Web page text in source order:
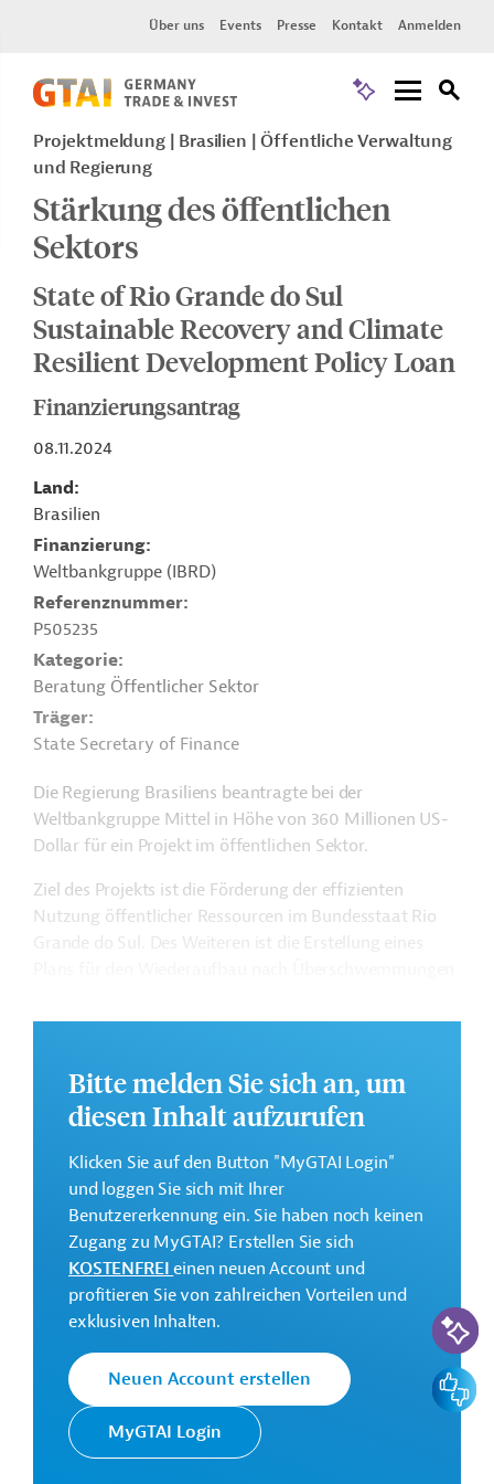
Über uns Events Presse Kontakt Anmelden
Projektmeldung Brasilien
Öffentliche Verwaltung
und Regierung
Stärkung des öffentlichen
Sektors
State of Rio Grande do Sul
Sustainable Recovery and Climate
Resilient Development Policy Loan
Finanzierungsantrag
08.11.2024
Land
Brasilien
Finanzierung
Weltbankgruppe (IBRD)
Referenznummer
P505235
Kategorie
Beratung Öffentlicher Sektor
Träger
State Secretary of Finance
Die Regierung Brasiliens beantragte bei der
Weltbankgruppe Mittel in Höhe von 360 Millionen US-
Dollar für ein Projekt im öffentlichen Sektor.
Ziel des Projekts ist die Förderung der effizienten
Nutzung öffentlicher Ressourcen im Bundesstaat Rio
Grande do Sul. Des Weiteren ist die Erstellung eines
Klimaschocks abmildern.
finden Sie auf derWebseite der Weltbankgruppe
und im Originaldokument, das zum Download
GTAI informiert über dieWeltbankgruppe
Schwerpunkte, Regularien und praktische Hinweise zur
Geschäftsanbahnung.
Gesamtkosten:
360 Millionen US-Dollar
360 Millionen US-Dollar (beantragt)
Kontaktadressen
Bitte melden Sie sich an, um
diesen Inhalt aufzurufen
Klicken Sie auf den Button "MyGTAI Login"
und loggen Sie sich mit Ihrer
Benutzererkennung ein. Sie haben noch keinen
Zugang zu MyGTAI? Erstellen Sie sich
KOSTENFREIeinen neuen Account und
profitieren Sie von zahlreichen Vorteilen und
exklusiven Inhalten.
Neuen Account erstellen
MyGTAI Login
KI-